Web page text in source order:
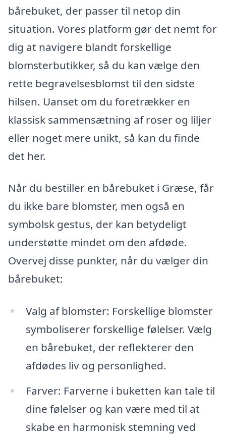
bårebuket, der passer til netop din
situation. Vores platform gør det nemt for
dig at navigere blandt forskellige
blomsterbutikker, så du kan vælge den
rette begravelsesblomst til den sidste
hilsen. Uanset om du foretrækker en
klassisk sammensætning af roser og liljer
eller noget mere unikt, så kan du finde
det her.
Når du bestiller en bårebuket i Græse, får
du ikke bare blomster, men også en
symbolsk gestus, der kan betydeligt
understøtte mindet om den afdøde.
Overvej disse punkter, når du vælger din
bårebuket:
Valg af blomster: Forskellige blomster
symboliserer forskellige følelser. Vælg
en bårebuket, der reflekterer den
afdødes liv og personlighed.
Farver: Farverne i buketten kan tale til
dine følelser og kan være med til at
skabe en harmonisk stemning ved